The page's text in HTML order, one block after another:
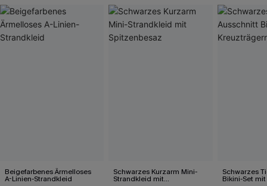
Beigefarbenes Ärmelloses
A-Linien-Strandkleid
Schwarzes Kurzarm Mini-
Strandkleid mit
Schwarzes
Bikini-Set